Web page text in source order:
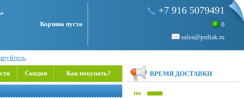
Корзина пуста
+7 916 5079491
0
sales@prdisk.ru
.
Скидки Как покупать? ВРЕМЯ ДОСТАВКИ
пн